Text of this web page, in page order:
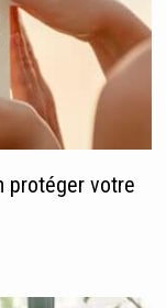
protéger votre